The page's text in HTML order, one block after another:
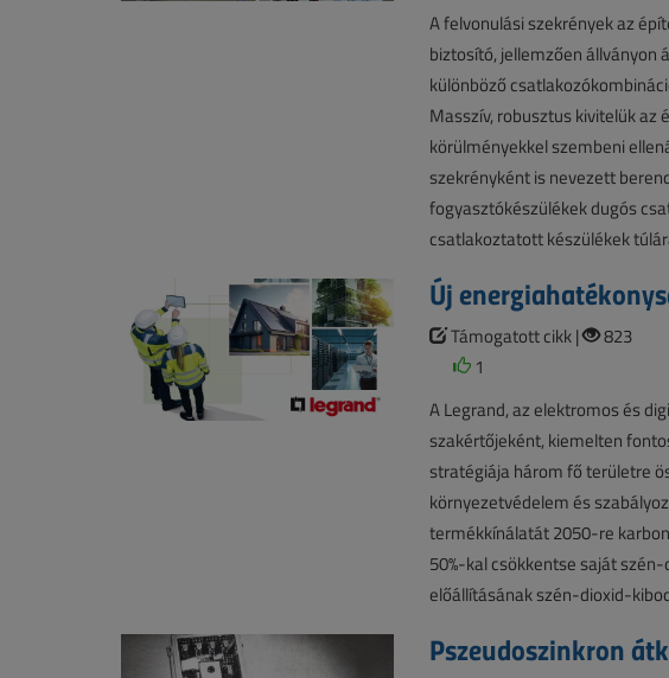
A felvonulási szekrények az
biztosító, jellemzően állványon
különböző
Masszív, robusztus kivitelük az
körülményekkel szembeni
szekrényként is nevezett
fogyasztókészülékek dugós
csatlakoztatott készülékek
Új
Támogatott cikk |
823
1
A Legrand, az elektromos és
szakértőjeként, kiemelten
stratégiája három fő területre
környezetvédelem és
termékkínálatát 2050-re
50%-kal csökkentse saját
előállításának szén-dioxid-
Pszeudoszinkron